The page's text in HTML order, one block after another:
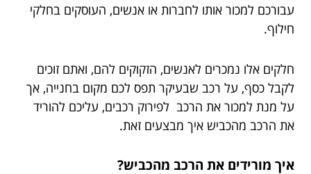
עבורכם למכור אותו לחברות או אנשים, העוסקים בחלקי
חילוף.
חלקים אלו נמכרים לאנשים, הזקוקים להם, ואתם זוכים
לקבל כסף, על רכב שבעיקר תפס לכם מקום בחנייה, אך
על מנת למכור את הרכב לפירוק רכבים, עליכם להוריד
את הרכב מהכביש איך מבצעים זאת.
איך מורידים את הרכב מהכביש?